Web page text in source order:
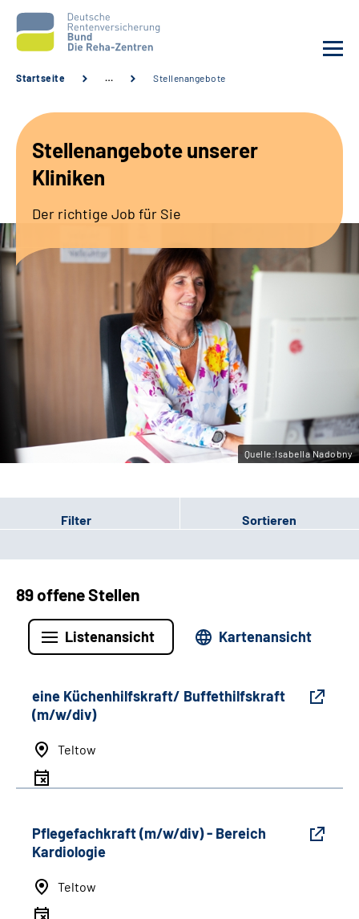
Unsere Kliniken
Sozialdienste & Zuweisende
Erweiterte Suche
Gebärdensprache
Leichte Sprache
Startseite … Stellenangebote
Stellenangebote unserer
Kliniken
Der richtige Job für Sie
Quelle:Isabella Nadobny
Filter Sortieren
89 offene Stellen
Listenansicht Kartenansicht
eine Küchenhilfskraft/ Buffethilfskraft
(m/w/div)
Teltow
Pflegefachkraft (m/w/div) - Bereich
Kardiologie
Teltow